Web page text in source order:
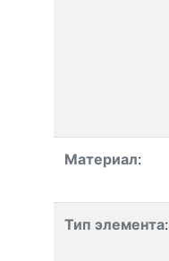
Материал:
Тип элемента: